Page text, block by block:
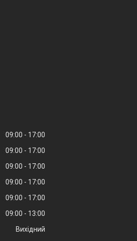
09:00
17:00
09:00
17:00
09:00
17:00
09:00
17:00
09:00
17:00
09:00
13:00
Вихідний